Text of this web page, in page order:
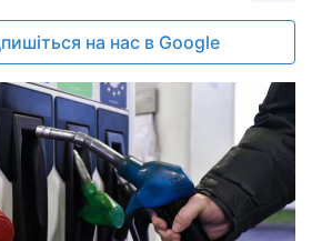
на нас в Google